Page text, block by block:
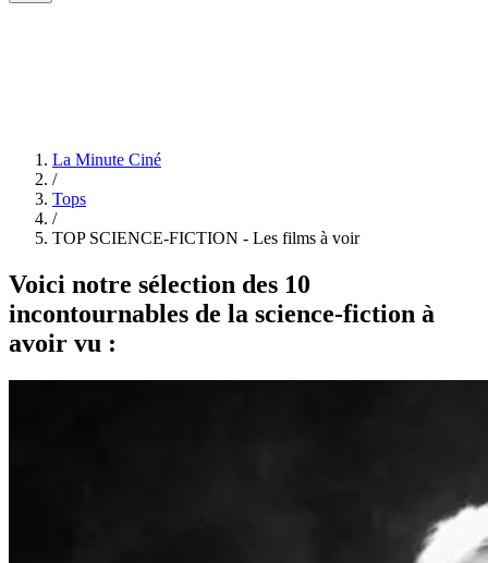
La Minute Ciné
/
Tops
/
TOP SCIENCE-FICTION - Les films à voir
Voici notre sélection des 10
incontournables de la science-fiction à
avoir vu :